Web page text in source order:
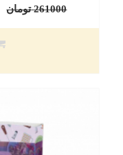
261000 تومان